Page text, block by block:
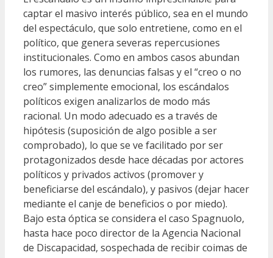
captar el masivo interés público, sea en el mundo
del espectáculo, que solo entretiene, como en el
político, que genera severas repercusiones
institucionales. Como en ambos casos abundan
los rumores, las denuncias falsas y el “creo o no
creo” simplemente emocional, los escándalos
políticos exigen analizarlos de modo más
racional. Un modo adecuado es a través de
hipótesis (suposición de algo posible a ser
comprobado), lo que se ve facilitado por ser
protagonizados desde hace décadas por actores
políticos y privados activos (promover y
beneficiarse del escándalo), y pasivos (dejar hacer
mediante el canje de beneficios o por miedo).
Bajo esta óptica se considera el caso Spagnuolo,
hasta hace poco director de la Agencia Nacional
de Discapacidad, sospechada de recibir coimas de